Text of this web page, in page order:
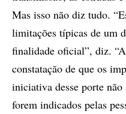
Mas isso não diz tudo.
limitações típicas de um
finalidade oficial”, diz.
constatação de que os
iniciativa desse porte não
forem indicados pelas